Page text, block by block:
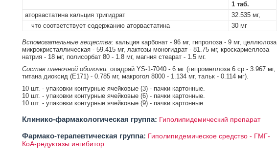
1 таб.
аторвастатина кальция тригидрат
32.535 мг,
что соответствует содержанию аторвастатина
30 мг
Вспомогательные вещества: кальция карбонат - 96 мг, гипролоза - 9 мг, целлюлоза
микрокристаллическая - 59.415 мг, лактозы моногидрат - 81.75 мг, кроскармеллоза
натрия - 18 мг, полисорбат 80 - 1.8 мг, магния стеарат - 1.5 мг.
Состав пленочной оболочки: опадрай YS-1-7040 - 6 мг (гипромеллоза 6 cp - 3.967 мг,
титана диоксид (Е171) - 0.785 мг, макрогол 8000 - 1.134 мг, тальк - 0.114 мг).
10 шт. - упаковки контурные ячейковые (3) - пачки картонные.
10 шт. - упаковки контурные ячейковые (6) - пачки картонные.
10 шт. - упаковки контурные ячейковые (9) - пачки картонные.
Клинико-фармакологическая группа: Гиполипидемический препарат
Фармако-терапевтическая группа: Гиполипидемическое средство - ГМГ-
КоА-редуктазы ингибитор